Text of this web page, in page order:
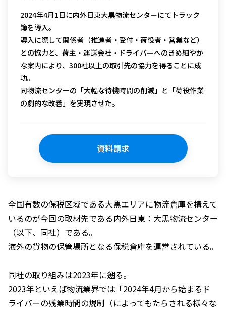
2024年4月1日に内外日東大黒物流センターにて トラック
簿を導入。
導入に際して関係者（推進者・受付・荷役者・営業など）
との協力と、荷主・運送会社・ドライバーへのきめ細やか
な案内により、300社以上の取引先の協力を得ることに成
功。
同物流センターの「大幅な待機時間の削減」と「荷役作業
の劇的な改善」を実現させた。
資料請求
全国有数の保税区域である大黒エリアに物流倉庫を構えて
いるのが今回の取材先である内外日東：大黒物流センター
（以下、同社）である。
海外の貨物の保管場所となる保税倉庫を運営されている。
同社の取り組みは2023年に遡る。
2023年といえば物流業界では「2024年4月から始まるド
ライバーの残業時間の規制（によってもたらされる様々な